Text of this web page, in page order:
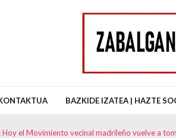
Auzo Elkartea
BAZKIDE IZATEA | HAZTE
Hoy el Movimiento vecinal madrileño vuelve a